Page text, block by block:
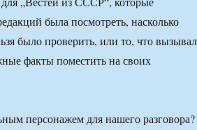
была посмотреть, насколько
было проверить, или то, что
факты поместить на своих
персонажем для нашего